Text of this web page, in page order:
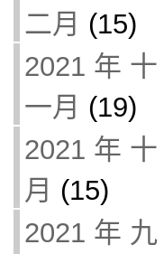
二月 (15)
2021 年 十
一月 (19)
2021 年 十
月 (15)
2021 年 九